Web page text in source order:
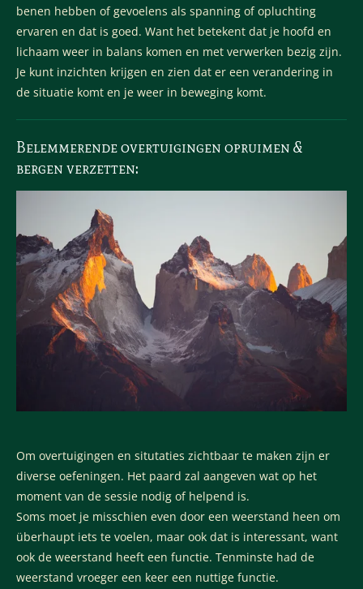
benen hebben of gevoelens als spanning of opluchting
ervaren en dat is goed. Want het betekent dat je hoofd en
lichaam weer in balans komen en met verwerken bezig zijn.
Je kunt inzichten krijgen en zien dat er een verandering in
de situatie komt en je weer in beweging komt.
Belemmerende overtuigingen opruimen &
bergen verzetten:
Om overtuigingen en situtaties zichtbaar te maken zijn er
diverse oefeningen. Het paard zal aangeven wat op het
moment van de sessie nodig of helpend is.
Soms moet je misschien even door een weerstand heen om
überhaupt iets te voelen, maar ook dat is interessant, want
ook de weerstand heeft een functie. Tenminste had de
weerstand vroeger een keer een nuttige functie.